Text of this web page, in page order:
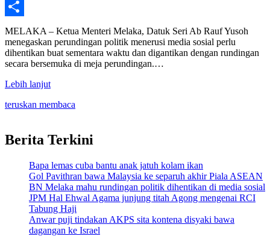
WhatsApp
Share
MELAKA – Ketua Menteri Melaka, Datuk Seri Ab Rauf Yusoh
menegaskan perundingan politik menerusi media sosial perlu
dihentikan buat sementara waktu dan digantikan dengan rundingan
secara bersemuka di meja perundingan.…
Lebih lanjut
teruskan membaca
Berita Terkini
Bapa lemas cuba bantu anak jatuh kolam ikan
Gol Pavithran bawa Malaysia ke separuh akhir Piala ASEAN
BN Melaka mahu rundingan politik dihentikan di media sosial
JPM Hal Ehwal Agama junjung titah Agong mengenai RCI
Tabung Haji
Anwar puji tindakan AKPS sita kontena disyaki bawa
dagangan ke Israel